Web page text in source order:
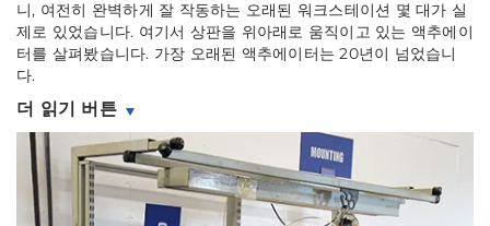
니, 여전히 완벽하게 잘 작동하는 오래된 워크스테이션 몇 대가 실
제로 있었습니다. 여기서 상판을 위아래로 움직이고 있는 액추에이
터를 살펴봤습니다. 가장 오래된 액추에이터는 20년이 넘었습니
다.
더 읽기 버튼